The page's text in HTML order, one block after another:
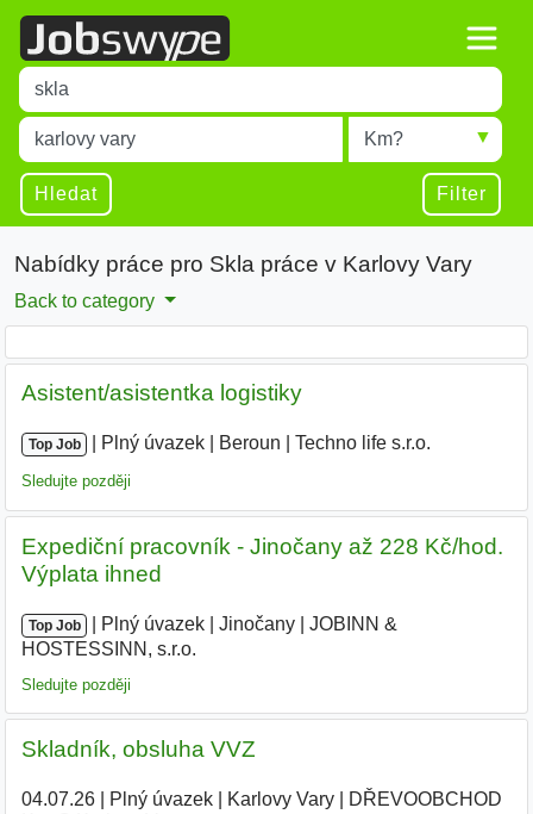
Title
Type 1 or more characters for results.
Místo
Type 1 or more characters for results.
Radius
Hledat Filter
Nabídky práce pro Skla práce v Karlovy Vary
Back to category
Asistent/asistentka logistiky
Top Job Plný úvazek Beroun Techno life s.r.o.
Sledujte později
Expediční pracovník - Jinočany až 228 Kč/hod.
Výplata ihned
Top Job Plný úvazek Jinočany
JOBINN &
HOSTESSINN, s.r.o.
Sledujte později
Skladník, obsluha VVZ
04.07.26| Plný úvazek| Karlovy Vary|
DŘEVOOBCHOD